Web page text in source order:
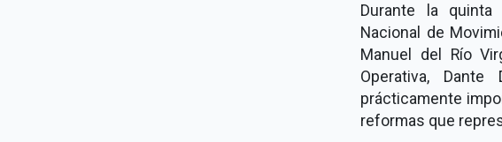
Durante la quinta
Nacional de
Manuel del Río
Operativa,
prácticamente
reformas que